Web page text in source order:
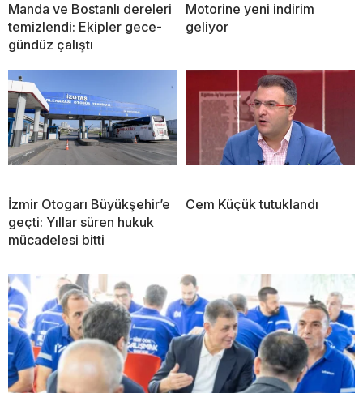
Manda ve Bostanlı dereleri
temizlendi: Ekipler gece-
gündüz çalıştı
Motorine yeni indirim
geliyor
İzmir Otogarı Büyükşehir’e
geçti: Yıllar süren hukuk
mücadelesi bitti
Cem Küçük tutuklandı